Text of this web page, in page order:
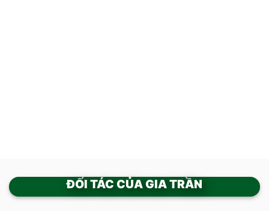
ĐỐI TÁC CỦA GIA TRẦN